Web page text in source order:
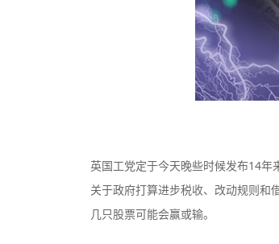
英国工党定于今天晚些时候发布14年
关于政府打算进步税收、改动规则和
几只股票可能会赢或输。